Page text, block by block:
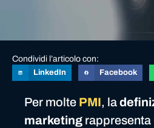
Condividi l’articolo con:
LinkedIn Facebook
Per molte PMI, la
marketing rappresenta